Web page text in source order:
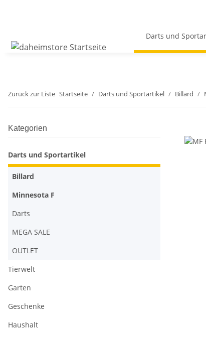
Darts und
Zurück zur Liste Startseite Darts und Sportartikel Billard
Kategorien
Darts und Sportartikel
Billard
Minnesota F
Darts
MEGA SALE
OUTLET
Tierwelt
Garten
Geschenke
Haushalt